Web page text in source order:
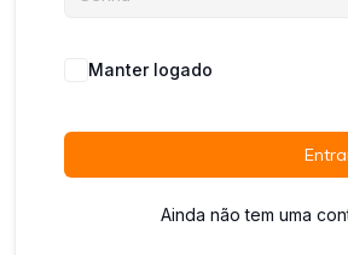
Manter logado
Ainda não tem uma